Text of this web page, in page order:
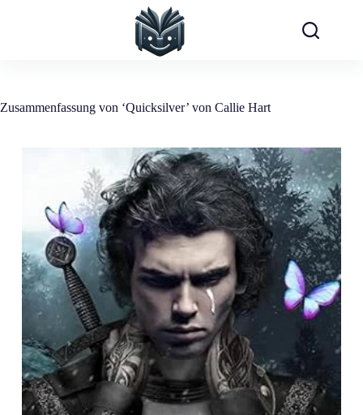
Zusammenfassung von ‘Quicksilver’ von Callie Hart